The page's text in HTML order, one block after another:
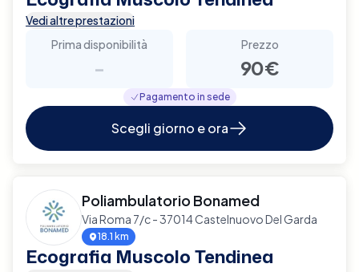
Vedi altre prestazioni
Prima disponibilità
-
Prezzo
90€
Pagamento in sede
Scegli giorno e ora
Poliambulatorio Bonamed
Via Roma 7/c - 37014 Castelnuovo Del Garda
18.1 km
Ecografia Muscolo Tendinea